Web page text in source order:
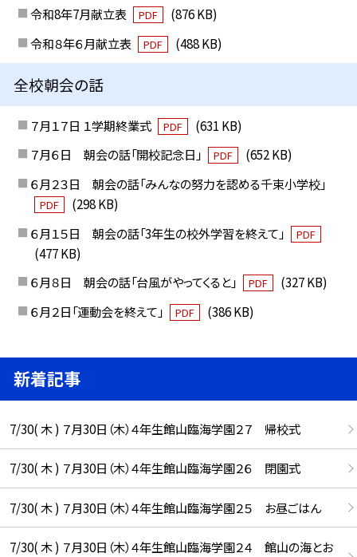
令和8年7月献立表 PDF
(876 KB)
令和８年６月献立表
PDF (488 KB)
全校朝会の話
７月１７日 １学期終業式 PDF
(631 KB)
７月６日 朝会の話「開校記念日」
PDF
(652 KB)
６月２３日 朝会の話「みんなの努力を認める千束小学校」
PDF
(298 KB)
６月１５日 朝会の話「3年生の校外学習を終えて」
PDF
(477 KB)
６月８日 朝会の話「台風がやってくると」
PDF
(327 KB)
６月２日「運動会を終えて」
PDF (386 KB)
新着記事
7/30( 木 ) ７月30日（木）４年生館山臨海学園２７ 帰校式
7/30( 木 ) ７月30日（木）４年生館山臨海学園２６ 閉園式
7/30( 木 ) ７月30日（木）４年生館山臨海学園２５ お昼ごはん
7/30( 木 ) ７月30日（木）４年生館山臨海学園２４ 館山の海とお